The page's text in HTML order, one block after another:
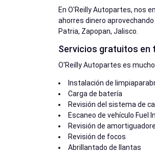
En O'Reilly Autopartes, nos
ahorres dinero
Patria, Zapopan, Jalisco.
Servicios gratuitos en
O'Reilly Autopartes es
Instalación de
Carga de batería
Revisión del sistema de
Escaneo de vehículo Fuel
Revisión de
Revisión de focos
Abrillantado de llantas